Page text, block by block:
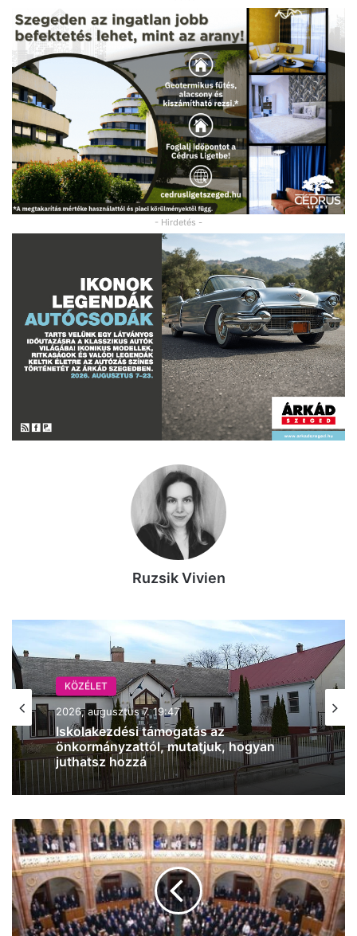
- Hirdetés -
Ruzsik Vivien
KÖZÉLET
2026, augusztus 7. 18:36
Ismét Mészáros érdekeltségű cég nyert
közbeszerzést, Vitézy Dávid is
megszólalt az ügyben
Erdők,
akkumulátoripar,
szankciók:
mindenre
kiterjedő
környezetvédelmi
szigorításra